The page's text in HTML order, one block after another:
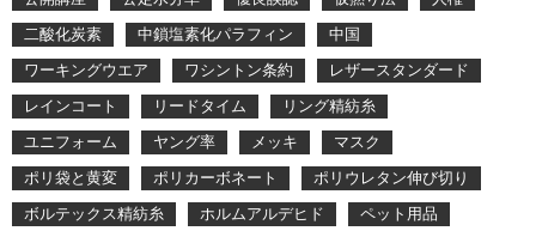
二酸化炭素
中鎖塩素化パラフィン
中国
ワーキングウエア
ワシントン条約
レザースタンダード
レインコート
リードタイム
リング精紡糸
ユニフォーム
ヤング率 メッキ
マスク
ポリ袋と黄変
ポリカーボネート
ポリウレタン伸び切り
ボルテックス精紡糸
ホルムアルデヒド
ペット用品